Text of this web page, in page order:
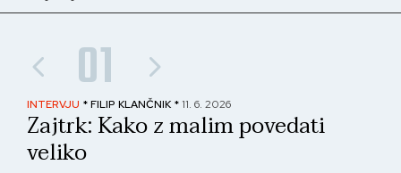
01
INTERVJU * FILIP KLANČNIK * 11. 6. 2026
Zajtrk: Kako z malim povedati
veliko